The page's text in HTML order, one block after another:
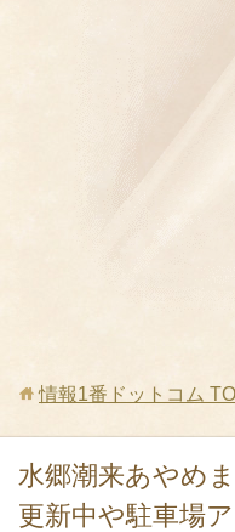
情報1番ドットコム
水郷潮来あやめ
更新中や駐車場